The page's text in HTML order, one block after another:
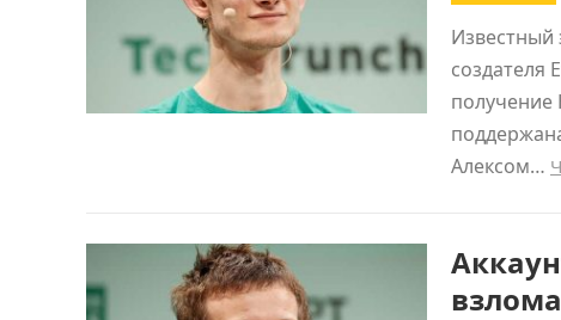
Известный
создателя
Алексом…